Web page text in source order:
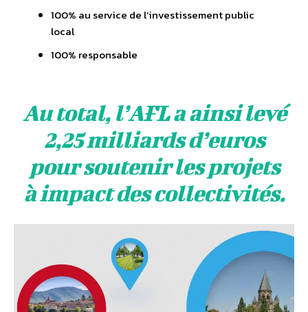
100% au service de l’investissement public
local
100% responsable
Au total, l’AFL a ainsi levé
2,25 milliards d’euros
pour soutenir les projets
à impact des collectivités.